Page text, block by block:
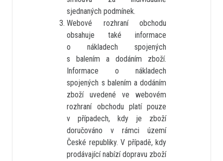
sjednaných podmínek.
Webové rozhraní obchodu
obsahuje také informace
o nákladech spojených
s balením a dodáním zboží.
Informace o nákladech
spojených s balením a dodáním
zboží uvedené ve webovém
rozhraní obchodu platí pouze
v případech, kdy je zboží
doručováno v rámci území
České republiky. V případě, kdy
prodávající nabízí dopravu zboží